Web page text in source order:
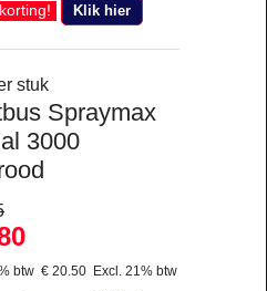
Klik hier
stuk
Spraymax
3000
btw € 20.50 Excl. 21% btw